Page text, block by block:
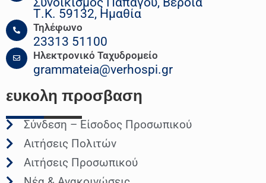
Τ.Κ. 59132, Ημαθία
Τηλέφωνο
23313 51100
Ηλεκτρονικό Ταχυδρομείο
grammateia@verhospi.gr
ευκολη προσβαση
Σύνδεση – Είσοδος Προσωπικού
Αιτήσεις Πολιτών
Αιτήσεις Προσωπικού